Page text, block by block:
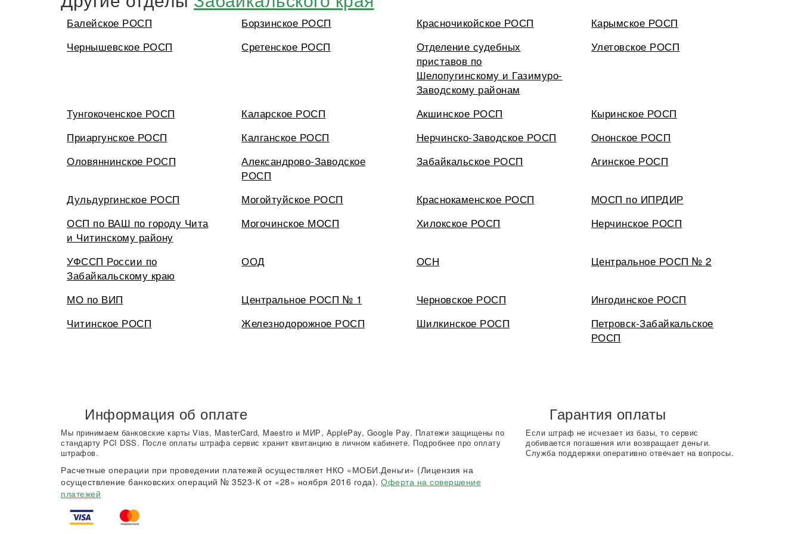
Балейское РОСП Борзинское РОСП Красночикойское РОСП
Карымское РОСП
Чернышевское РОСП
Сретенское РОСП
Отделение судебных
приставов по
Шелопугинскому и Газимуро-
Заводскому районам
Улетовское РОСП
Тунгокоченское РОСП Каларское РОСП Акшинское РОСП
Кыринское РОСП
Приаргунское РОСП
Калганское РОСП Нерчинско-Заводское РОСП
Ононское РОСП
Оловяннинское РОСП
Александрово-Заводское
РОСП
Забайкальское РОСП Агинское РОСП
Дульдургинское РОСП Могойтуйское РОСП Краснокаменское РОСП
МОСП по ИПРДИР
ОСП по ВАШ по городу Чита
и Читинскому району
Могочинское МОСП Хилокское РОСП Нерчинское РОСП
УФССП России по
Забайкальскому краю
ООД ОСН Центральное РОСП № 2
МО по ВИП Центральное РОСП № 1 Черновское РОСП
Ингодинское РОСП
Читинское РОСП
Железнодорожное РОСП Шилкинское РОСП
Петровск-Забайкальское
РОСП
Информация об оплате
Мы принимаем банковские карты Vias, MasterCard, Maestro и МИР, ApplePay, Google Pay. Платежи защищены по
стандарту PCI DSS. После оплаты штрафа сервис хранит квитанцию в личном кабинете. Подробнее про оплату
штрафов.
Расчетные операции при проведении платежей осуществляет НКО «МОБИ.Деньги» (Лицензия на
осуществление банковских операций № 3523-К от «28» ноября 2016 года). Оферта на совершение
платежей
Гарантия оплаты
Если штраф не исчезает из базы, то сервис
добивается погашения или возвращает деньги.
Служба поддержки оперативно отвечает на вопросы.